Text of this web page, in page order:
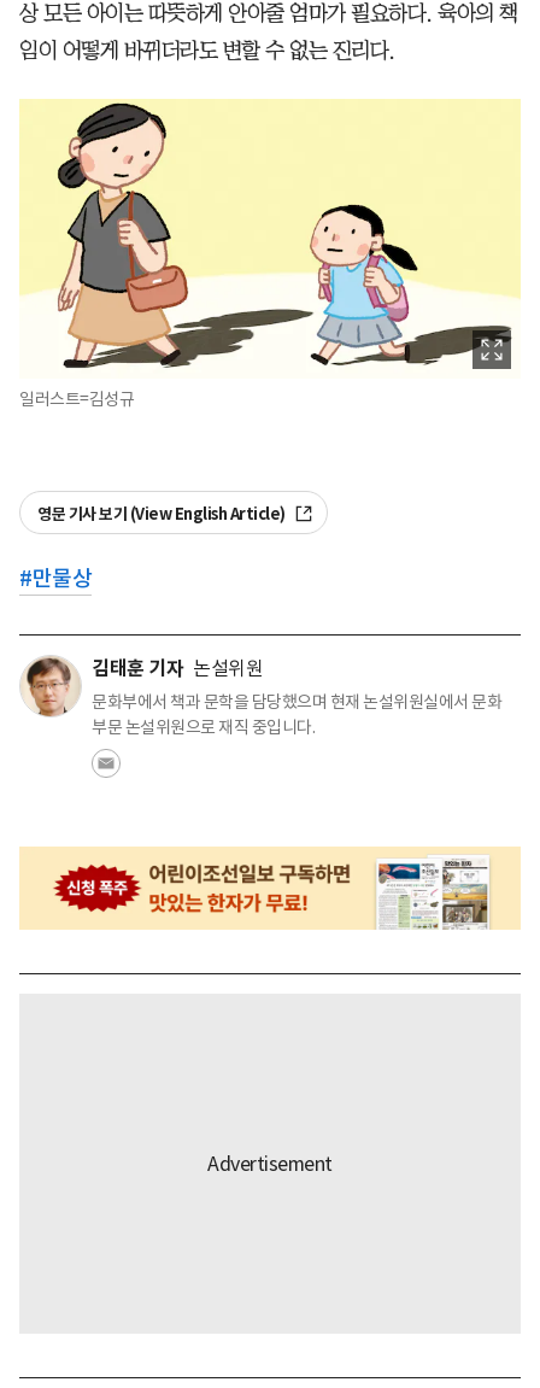
상 모든 아이는 따뜻하게 안아줄 엄마가 필요하다. 육아의 책
임이 어떻게 바뀌더라도 변할 수 없는 진리다.
일러스트=김성규
영문 기사 보기 (View English Article)
#만물상
김태훈 기자 논설위원
문화부에서 책과 문학을 담당했으며 현재 논설위원실에서 문화
부문 논설위원으로 재직 중입니다.